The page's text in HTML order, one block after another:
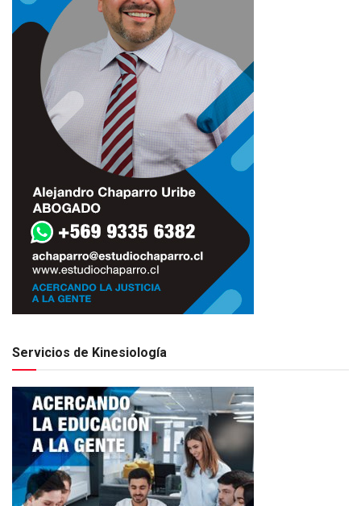
Servicios de Kinesiología